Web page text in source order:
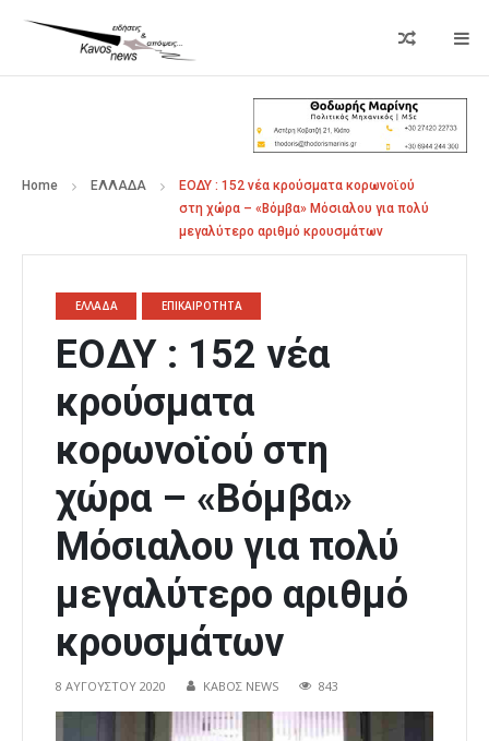
Home ΕΛΛΑΔΑ
ΕΟΔΥ : 152 νέα κρούσματα κορωνοϊού
στη χώρα – «Βόμβα» Μόσιαλου για πολύ
μεγαλύτερο αριθμό κρουσμάτων
ΕΛΛΑΔΑ ΕΠΙΚΑΙΡΟΤΗΤΑ
ΕΟΔΥ : 152 νέα
κρούσματα
κορωνοϊού στη
χώρα – «Βόμβα»
Μόσιαλου για πολύ
μεγαλύτερο αριθμό
κρουσμάτων
8 ΑΥΓΟΎΣΤΟΥ 2020 ΚΑΒΟΣ NEWS 843